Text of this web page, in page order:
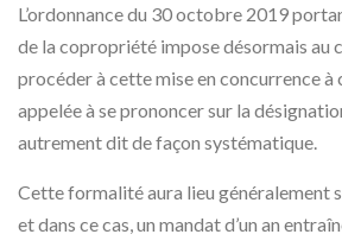
L’ordonnance du 30 octobre 2019
de la copropriété impose désormais au
procéder à cette mise en concurrence à
appelée à se prononcer sur la
autrement dit de façon systématique.
Cette formalité aura lieu généralement
et dans ce cas, un mandat d’un an